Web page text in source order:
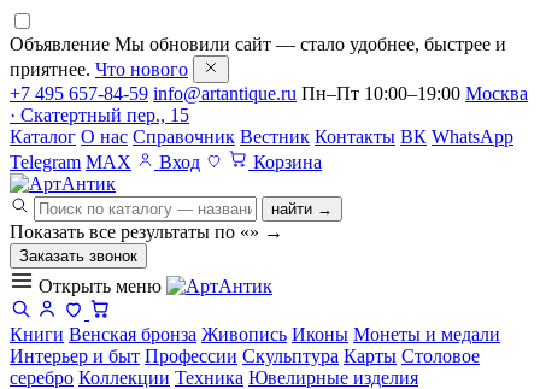
Объявление Мы обновили сайт — стало удобнее, быстрее и
приятнее. Что нового
+7 495 657-84-59 info@artantique.ru Пн–Пт 10:00–19:00 Москва
· Скатертный пер., 15
Каталог О нас Справочник Вестник Контакты ВК WhatsApp
Telegram MAX Вход Корзина
найти →
Показать все результаты по «» →
Заказать звонок
Открыть меню
Книги Венская бронза Живопись Иконы Монеты и медали
Интерьер и быт Профессии Скульптура Карты Столовое
серебро Коллекции Техника Ювелирные изделия